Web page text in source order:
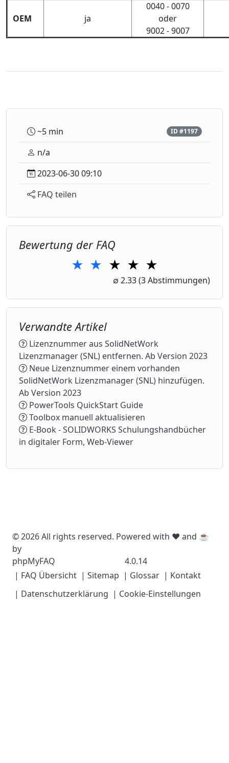
OEM ja
0040 - 0070
oder
9002 - 9007
~5 min ID #1197
n/a
2023-06-30 09:10
FAQ teilen
Bewertung der FAQ
★ ★
2 Stars
★
3 Stars
★
4 Stars
★
5 Stars
∅ 2.33(3 Abstimmungen)
Verwandte Artikel
Lizenznummer aus SolidNetWork
Lizenzmanager (SNL) entfernen. Ab Version 2023
Neue Lizenznummer einem vorhanden
SolidNetWork Lizenzmanager (SNL) hinzufügen.
Ab Version 2023
PowerTools QuickStart Guide
Toolbox manuell aktualisieren
E-Book - SOLIDWORKS Schulungshandbücher
in digitaler Form, Web-Viewer
© 2026 All rights reserved. Powered with ❤️ and ☕️
by
phpMyFAQ
4.0.14
| FAQ Übersicht | Sitemap | Glossar | Kontakt
| Datenschutzerklärung | Cookie-Einstellungen